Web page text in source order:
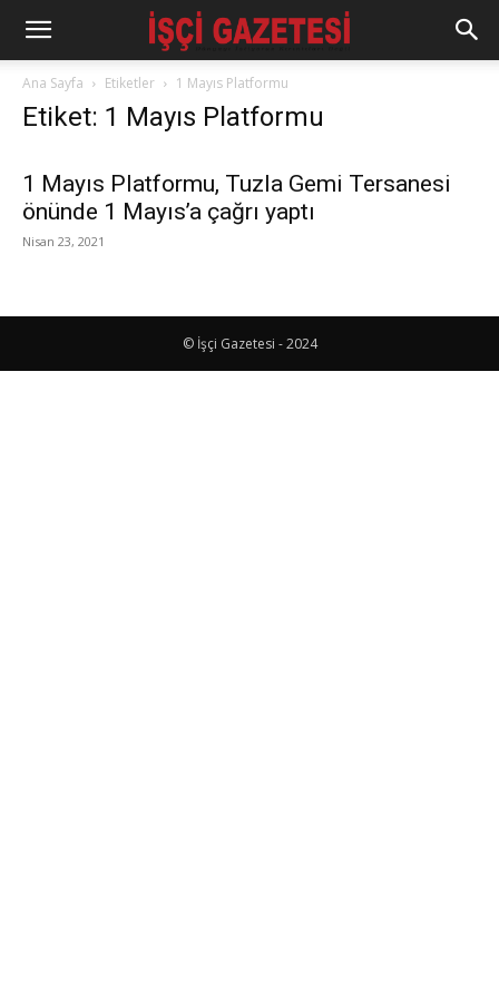
Ana Sayfa Etiketler 1 Mayıs Platformu
Etiket: 1 Mayıs Platformu
1 Mayıs Platformu, Tuzla Gemi Tersanesi
önünde 1 Mayıs’a çağrı yaptı
Nisan 23, 2021
© İşçi Gazetesi - 2024